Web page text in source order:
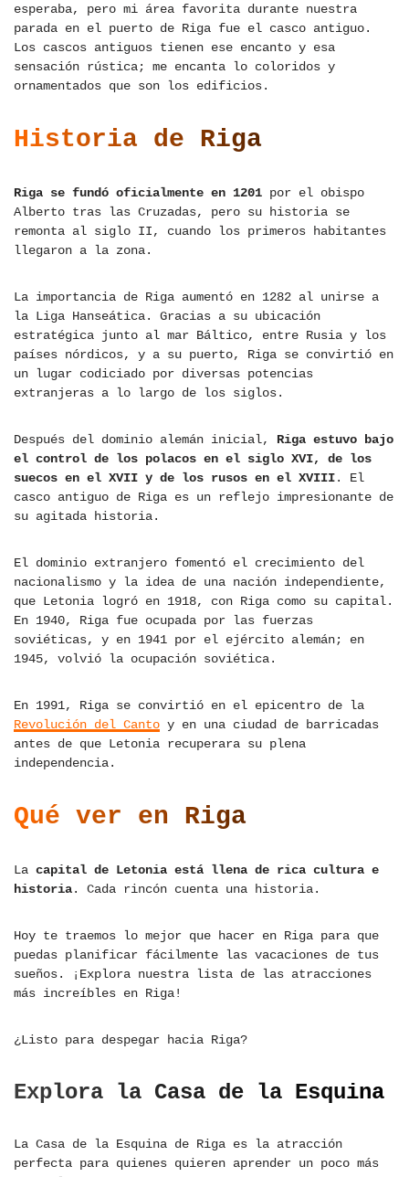
esperaba, pero mi área favorita durante nuestra
parada en el puerto de Riga fue el casco antiguo.
Los cascos antiguos tienen ese encanto y esa
sensación rústica; me encanta lo coloridos y
ornamentados que son los edificios.
Historia de Riga
Riga se fundó oficialmente en 1201 por el obispo
Alberto tras las Cruzadas, pero su historia se
remonta al siglo II, cuando los primeros habitantes
llegaron a la zona.
La importancia de Riga aumentó en 1282 al unirse a
la Liga Hanseática. Gracias a su ubicación
estratégica junto al mar Báltico, entre Rusia y los
países nórdicos, y a su puerto, Riga se convirtió en
un lugar codiciado por diversas potencias
extranjeras a lo largo de los siglos.
Después del dominio alemán inicial, Riga estuvo bajo
el control de los polacos en el siglo XVI, de los
suecos en el XVII y de los rusos en el XVIII. El
casco antiguo de Riga es un reflejo impresionante de
su agitada historia.
El dominio extranjero fomentó el crecimiento del
nacionalismo y la idea de una nación independiente,
que Letonia logró en 1918, con Riga como su capital.
En 1940, Riga fue ocupada por las fuerzas
soviéticas, y en 1941 por el ejército alemán; en
1945, volvió la ocupación soviética.
En 1991, Riga se convirtió en el epicentro de la
Revolución del Canto y en una ciudad de barricadas
antes de que Letonia recuperara su plena
independencia.
Qué ver en Riga
La capital de Letonia está llena de rica cultura e
historia. Cada rincón cuenta una historia.
Hoy te traemos lo mejor que hacer en Riga para que
puedas planificar fácilmente las vacaciones de tus
sueños. ¡Explora nuestra lista de las atracciones
más increíbles en Riga!
¿Listo para despegar hacia Riga?
Explora la Casa de la Esquina
La Casa de la Esquina de Riga es la atracción
perfecta para quienes quieren aprender un poco más